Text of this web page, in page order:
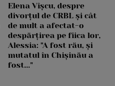
Elena Vîșcu, despre
divorțul de CRBL și cât
de mult a afectat-o
despărțirea pe fiica lor,
Alessia: "A fost rău, și
mutatul în Chișinău a
fost..."